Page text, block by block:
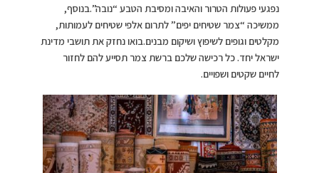
נפגעי פעולות הטרור והאיבה ומסיבת הטבע “נובה”.בנוסף,
ממשיכה “צמר שטיחים יפים” לתרום אלפי שטיחים לעמותות,
מקלטים וגופים לשיפוץ ושיקום מבנים.בואו נחזק את תושבי מדינת
ישראל יחד. כל רכישה שלכם ברשת צמר תסייע להם לחזור
לחיים שקטים ושפויים.